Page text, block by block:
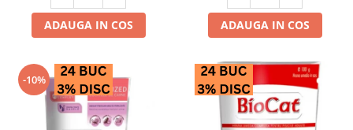
ADAUGA IN COS ADAUGA IN COS
-10%